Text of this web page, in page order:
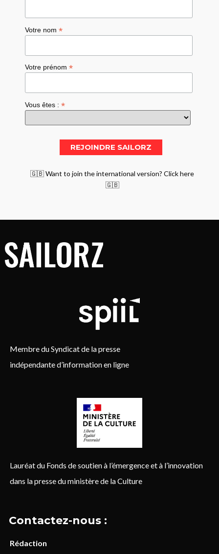
Votre nom*
Votre prénom*
Vous êtes :*
🇬🇧 Want to join the international version? Click here
🇬🇧
Membre du Syndicat de la presse
indépendante d’information en ligne
Lauréat du Fonds de soutien à l’émergence et à l’innovation
dans la presse du ministère de la Culture
Contactez-nous :
Rédaction